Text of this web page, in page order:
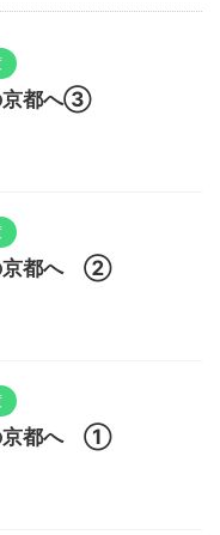
京都へ③
京都へ ②
京都へ ①